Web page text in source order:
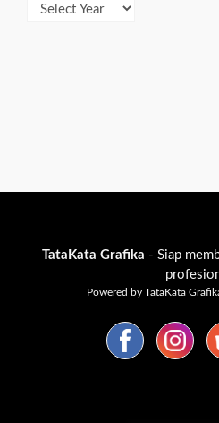
TataKata Grafika - Siap
Powered by TataKata